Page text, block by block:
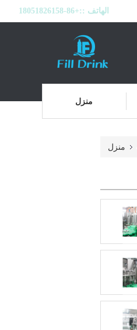
الهاتف ::+86-18051826158
منزل
منزل